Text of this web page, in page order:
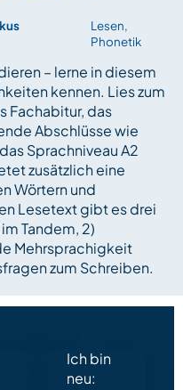
Lesen,
Phonetik
– lerne in diesem
kennen. Lies zum
Fachabitur, das
Abschlüsse wie
Sprachniveau A2
zusätzlich eine
Wörtern und
Lesetext gibt es drei
Tandem, 2)
Mehrsprachigkeit
zum Schreiben.
Ich bin
neu: